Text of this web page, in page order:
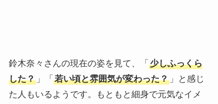
鈴木奈々さんの現在の姿を見て、「 少しふっくら
した？」「 若い頃と雰囲気が変わった？」と感じ
た人もいるようです。もともと細身で元気なイメ